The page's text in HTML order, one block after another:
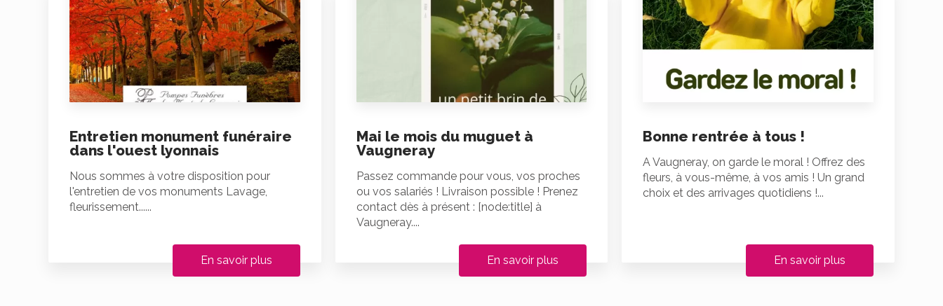
Entretien monument funéraire
dans l'ouest lyonnais
Nous sommes à votre disposition pour
l'entretien de vos monuments Lavage,
fleurissement......
En savoir plus
Mai le mois du muguet à
Vaugneray
Passez commande pour vous, vos proches
ou vos salariés ! Livraison possible ! Prenez
contact dès à présent : [node:title] à
Vaugneray....
En savoir plus
Bonne rentrée à tous !
A Vaugneray, on garde le moral ! Offrez des
fleurs, à vous-même, à vos amis ! Un grand
choix et des arrivages quotidiens !...
En savoir plus